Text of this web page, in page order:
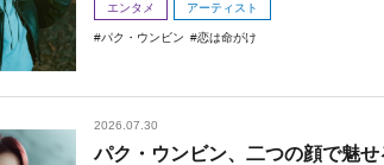
エンタメ アーティスト
パク・ウンビン 恋は命がけ
2026.07.30
パク・ウンビン、二つの顔で魅